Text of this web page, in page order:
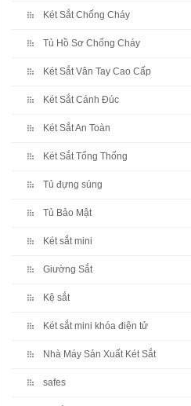
Két Sắt Chống Cháy
Tủ Hồ Sơ Chống Cháy
Két Sắt Vân Tay Cao Cấp
Két Sắt Cánh Đúc
Két Sắt An Toàn
Két Sắt Tổng Thống
Tủ đựng súng
Tủ Bảo Mật
Két sắt mini
Giường Sắt
Kệ sắt
Két sắt mini khóa điện tử
Nhà Máy Sản Xuất Két Sắt
safes